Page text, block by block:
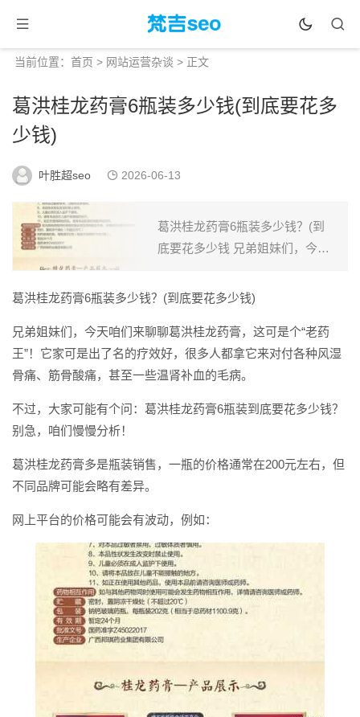
当前位置： 首页 > 网站运营杂谈 > 正文
葛洪桂龙药膏6瓶装多少钱(到底要花多
少钱)
叶胜超seo 2026-06-13
葛洪桂龙药膏6瓶装多少钱？(到
底要花多少钱 兄弟姐妹们，今天
是个“老药王”！它家可是出了名的
种风湿骨痛、筋骨酸痛...
葛洪桂龙药膏6瓶装多少钱？(到底要花多少钱)
兄弟姐妹们，今天咱们来聊聊葛洪桂龙药膏，这可是个“老药
王”！它家可是出了名的疗效好，很多人都拿它来对付各种风湿
骨痛、筋骨酸痛，甚至一些温肾补血的毛病。
不过，大家可能有个问：葛洪桂龙药膏6瓶装到底要花多少钱？
别急，咱们慢慢分析！
葛洪桂龙药膏多是瓶装销售，一瓶的价格通常在200元左右，但
不同品牌可能会略有差异。
网上平台的价格可能会有波动，例如：